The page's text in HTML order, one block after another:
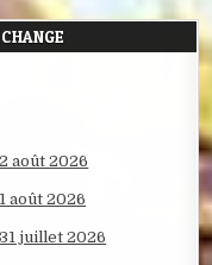
août 2026
août 2026
juillet 2026